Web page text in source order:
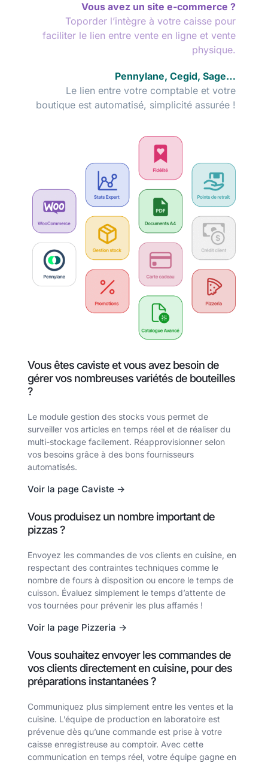
Vous avez un site e-commerce ?
Toporder l’intègre à votre caisse pour
faciliter le lien entre vente en ligne et vente
physique.
Pennylane, Cegid, Sage…
Le lien entre votre comptable et votre
boutique est automatisé, simplicité assurée !
Vous êtes caviste et vous avez besoin de
gérer vos nombreuses variétés de bouteilles
?
Le module gestion des stocks vous permet de
surveiller vos articles en temps réel et de réaliser du
multi-stockage facilement. Réapprovisionner selon
vos besoins grâce à des bons fournisseurs
automatisés.
Voir la page Caviste ->
Vous produisez un nombre important de
pizzas ?
Envoyez les commandes de vos clients en cuisine, en
respectant des contraintes techniques comme le
nombre de fours à disposition ou encore le temps de
cuisson. Évaluez simplement le temps d’attente de
vos tournées pour prévenir les plus affamés !
Voir la page Pizzeria ->
Vous souhaitez envoyer les commandes de
vos clients directement en cuisine, pour des
préparations instantanées ?
Communiquez plus simplement entre les ventes et la
cuisine. L’équipe de production en laboratoire est
prévenue dès qu’une commande est prise à votre
caisse enregistreuse au comptoir. Avec cette
communication en temps réel, votre équipe gagne en